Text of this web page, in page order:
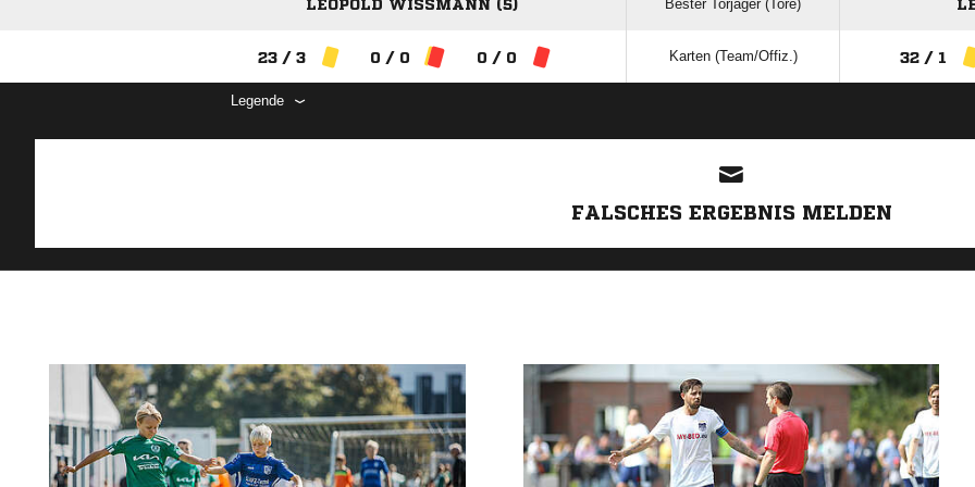
LEOPOLD WISSMANN (5) Bester Torjäger (Tore)
23 / 3 0 / 0 0 / 0 Karten (Team/Offiz.) 32 / 1
Legende
FALSCHES ERGEBNIS MELDEN